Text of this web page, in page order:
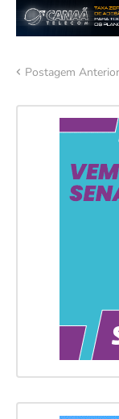
Postagem Anterior